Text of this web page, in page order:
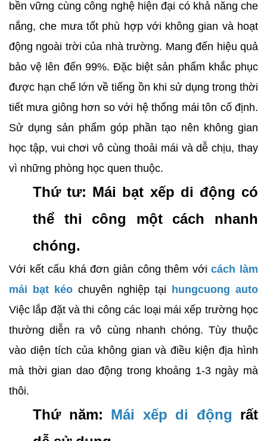
bền vững cùng công nghệ hiện đại có khả năng che
nắng, che mưa tốt phù hợp với không gian và hoạt
động ngoài trời của nhà trường. Mang đến hiệu quả
bảo vệ lên đến 99%. Đặc biệt sản phẩm khắc phục
được hạn chế lớn về tiếng ồn khi sử dụng trong thời
tiết mưa giông hơn so với hệ thống mái tôn cố định.
Sử dụng sản phẩm góp phần tạo nên không gian
học tập, vui chơi vô cùng thoải mái và dễ chịu, thay
vì những phòng học quen thuộc.
Thứ tư: Mái bạt xếp di động có
thể thi công một cách nhanh
chóng.
Với kết cấu khá đơn giản công thêm vớicách làm
mái bạt kéochuyên nghiệp tại
hungcuong auto
Việc lắp đặt và thi công các loại mái xếp trường học
thường diễn ra vô cùng nhanh chóng. Tùy thuộc
vào diện tích của không gian và điều kiện địa hình
mà thời gian dao động trong khoảng 1-3 ngày mà
thôi.
Thứ năm: Mái xếp di động rất